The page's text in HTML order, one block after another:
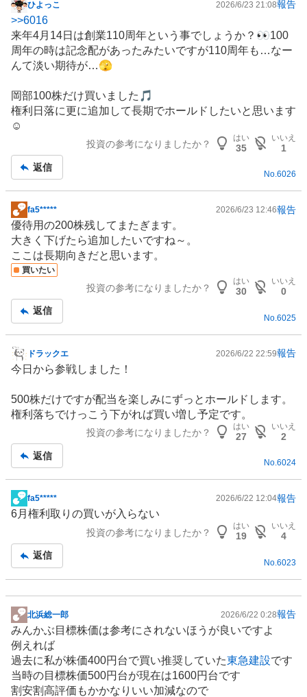
掲
示
板
記
事
ひよっこ 2026/6/23 21:08報告
>>6016
来年4月14日は創業110周年という事でしょうか？👀100
周年の時は記念配があったみたいですが110周年も…なー
んて淡い期待が…🫣
岡部100株だけ買いました🎵
権利日落に更に追加して長期でホールドしたいと思います
☺️
投資の参考になりましたか？
はい
35
いいえ
1
返信
No.6026
掲
示
板
記
事
fa5***** 2026/6/23 12:46報告
優待用の200株残してまたぎます。
大きく下げたら追加したいですね～。
ここは長期向きだと思います。
買いたい
投資の参考になりましたか？
はい
30
いいえ
0
返信
No. 6025
掲
示
記
事
ドラックエ 2026/6/22 22:59報告
今日から参戦しました！
500株だけですが配当を楽しみにずっとホールドします。
権利落ちでけっこう下がれば買い増し予定です。
投資の参考になりましたか？
はい
27
いいえ
2
返信
No.6024
掲
示
事
fa5***** 2026/6/22 12:04報告
6月権利取りの買いが入らない
投資の参考になりましたか？
はい
19
いいえ
4
返信
No. 6023
掲
示
板
記
事
北浜総一郎 2026/6/22 0:28報告
みんかぶ目標株価は参考にされないほうが良いですよ
例えれば
過去に私が株価400円台で買い推奨していた東急建設です
当時の目標株価500円台が現在は1600円台です
割安割高評価もかかなりいい加減なので